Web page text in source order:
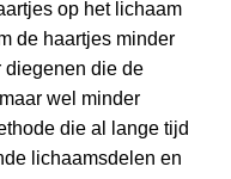
op het lichaam
de haartjes minder
diegenen die de
wel minder
die al lange tijd
lichaamsdelen en